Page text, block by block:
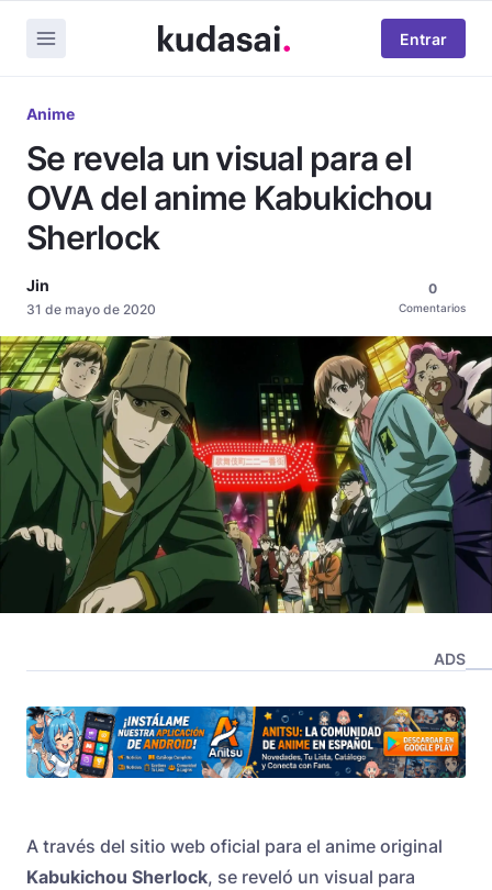
Entrar
Anime
Se revela un visual para el
OVA del anime Kabukichou
Sherlock
Jin
31 de mayo de 2020
0
Comentarios
ADS
A través del sitio web oficial para el anime original
Kabukichou Sherlock, se reveló un visual para